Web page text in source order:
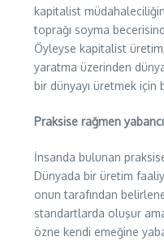
kapitalist
toprağı soyma
Öyleyse kapitalist
yaratma üzerinden
bir dünyayı üretmek için
Praksise rağmen
İnsanda bulunan
Dünyada bir üretim
onun tarafından
standartlarda oluşur
özne kendi emeğine